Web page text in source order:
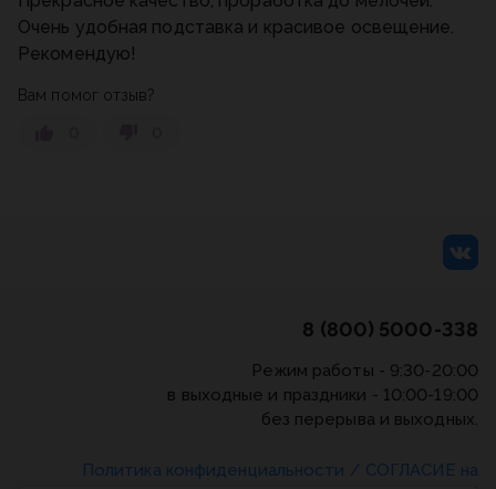
Очень удобная подставка и красивое освещение.
Рекомендую!
Вам помог отзыв?
8 (800) 5000-338
Режим работы - 9:30-20:00
в выходные и праздники - 10:00-19:00
без перерыва и выходных.
Политика конфиденциальности / СОГЛАСИЕ на